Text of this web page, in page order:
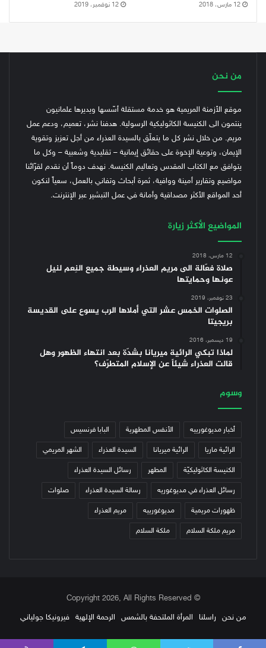
12 مارس، 2018 12 نوفمبر، 2019
من نحن
موقع الأزمنة المريمية هو خدمة مستقلة أسّسها ويديرها علمانيون
ينتمون الى الكنيسة الكاثوليكية الرسولية. هدفنا نشر، تعميم، ودعم عمل
مريم. من خلال نشر كل ما يتعلّق بالسيدة العذراء من أجل تعزيز وتقوية
الإيمان، وتوعية الإخوة على حقائق إيمانية – تقليدية وشعبية – وكل ما
يتوافق مع الكتاب المقدس وتعاليم الكنيسة. نهدف دوماً أن نقدم لقرّائنا
مواضيع وتقارير أمينة ووافية، ثمرة أبحاث وتفاني بالعمل، سعياً لنكون
أحد المواقع الأكثر مصداقية وأمانة في عمل التبشير عبر الإنترنت.
المواضيع الأكثر زيارة
12 مارس، 2018
صلاة فعّالة الى مريم العذراء وسيطة جميع النِعم لنيل
عونها وحمايتها
23 نوفمبر، 2019
الصلوات الخمس عشر التي أملاها الرب يسوع على القديسة
بريجيتا
19 ديسمبر، 2016
لماذا تبكي الرائية ميريانا بشدّة بعد انتهاء الظهور وهل
قالت العذراء شيئاً عن الإسلام المتطرّف؟
وسوم
أخبار مديوغورييه الأنفس المطهرية البابا فرنسيس
الرائية ماريا الرائية ميريانا السيدة العذراء الشهر المريمي
الكنيسة الكاثوليكيّة المطهر رسائل السيدة العذراء
رسائل العذراء في مديوغوريه رسالة السيدة العذراء صلوات
ظهورات مريمية مديوغورييه مريم العذراء
مريم ملكة السلام ملكة السلام
© Copyright 2026, All Rights Reserved
من نحن
راسلنا المرأة الملتحفة بالشمس الرحمة الإلهية فيرونيكا جولياني